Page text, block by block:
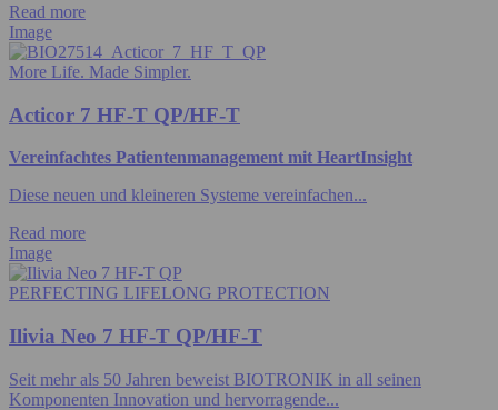
Read more
Image
More Life. Made Simpler.
Acticor 7 HF-T QP/HF-T
Vereinfachtes Patientenmanagement mit HeartInsight
Diese neuen und kleineren Systeme vereinfachen...
Read more
Image
PERFECTING LIFELONG PROTECTION
Ilivia Neo 7 HF-T QP/HF-T
Seit mehr als 50 Jahren beweist BIOTRONIK in all seinen
Komponenten Innovation und hervorragende...